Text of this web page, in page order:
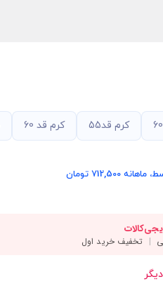
کرم قد55 کرم قد 60